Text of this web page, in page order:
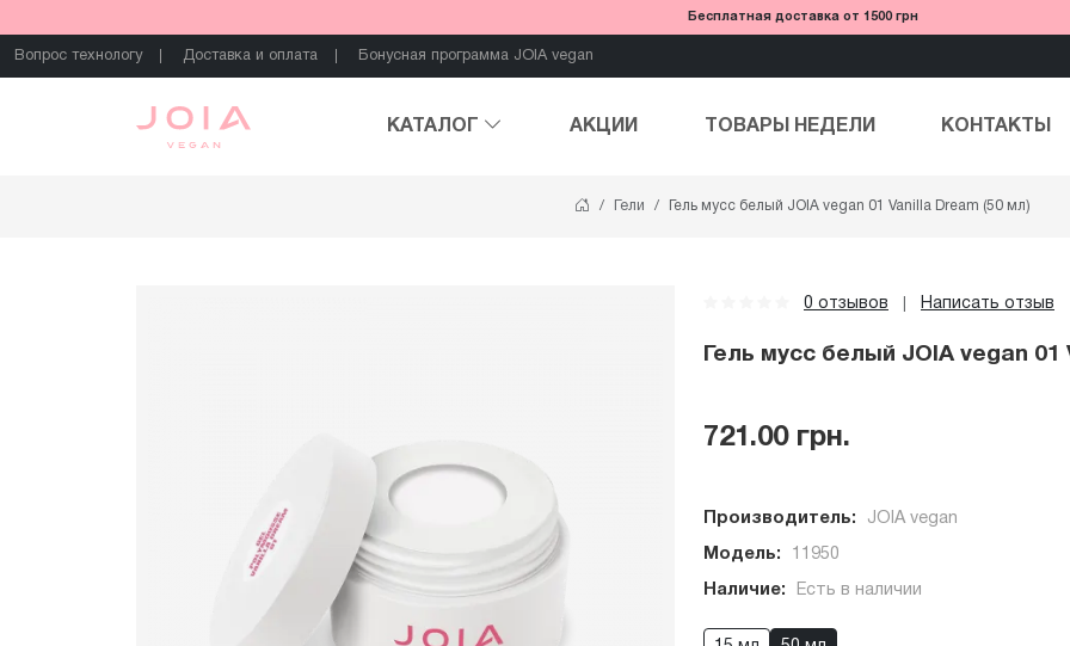
Бесплатная доставка от 1500 грн
Вопрос технологу Доставка и оплата Бонусная программа JOIA vegan
КАТАЛОГ АКЦИИ ТОВАРЫ НЕДЕЛИ КОНТАКТЫ
Гели Гель мусс белый JOIA vegan 01 Vanilla Dream (50 мл)
0 отзывов Написать отзыв
Гель мусс белый JOIA vegan
721.00 грн.
Производитель: JOIA vegan
Модель: 11950
Наличие: Есть в наличии